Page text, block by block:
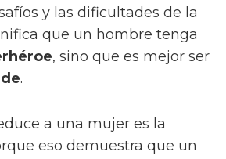
y las dificultades de la
que un hombre tenga
, sino que es mejor ser
.
a una mujer es la
eso demuestra que un